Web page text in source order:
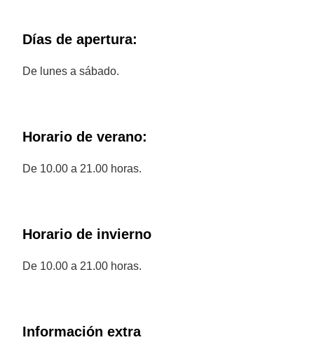
Días de apertura:
De lunes a sábado.
Horario de verano:
De 10.00 a 21.00 horas.
Horario de invierno
De 10.00 a 21.00 horas.
Información extra